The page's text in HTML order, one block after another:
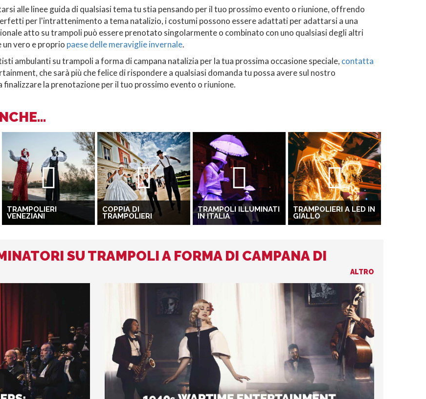
alle linee guida di qualsiasi tema tu stia pensando per il tuo prossimo evento o riunione, offrendo
per l'intrattenimento a tema natalizio, i costumi possono essere adattati per adattarsi a una
atto su trampoli può essere prenotato singolarmente o combinato con uno qualsiasi degli altri
vero e proprio paese delle meraviglie invernale.
ambulanti su trampoli a forma di campana natalizia per la tua prossima occasione speciale, contatta
che sarà più che felice di rispondere a qualsiasi domanda tu possa avere sul nostro
la prenotazione per il tuo prossimo evento o riunione.
TRAMPOLIERI
VENEZIANI
COPPIA DI
TRAMPOLIERI
TRAMPOLI ILLUMINATI
IN ITALIA
TRAMPOLIERI A LED IN
GIALLO
SU TRAMPOLI A FORMA DI CAMPANA DI
ALTRO